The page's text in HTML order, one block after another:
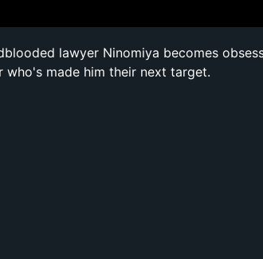
lawyer Ninomiya becomes
made him their next target.